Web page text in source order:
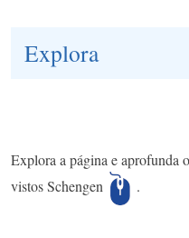
Explora
Explora a página e aprofunda
vistos Schengen
.